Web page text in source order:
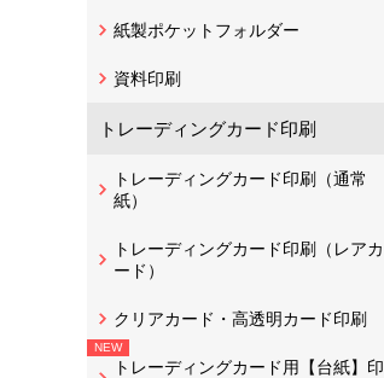
紙製ポケットフォルダー
資料印刷
トレーディングカード印刷
トレーディングカード印刷（通常
紙）
トレーディングカード印刷（レアカ
ード）
クリアカード・高透明カード印刷
トレーディングカード用【台紙】印